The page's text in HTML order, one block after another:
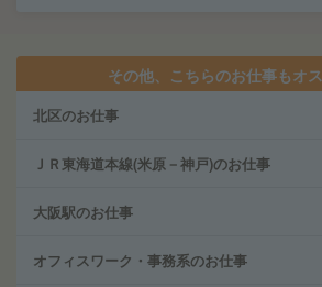
その他、こちらのお仕事もオ
北区のお仕事
ＪＲ東海道本線(米原－神戸)のお仕事
大阪駅のお仕事
オフィスワーク・事務系のお仕事